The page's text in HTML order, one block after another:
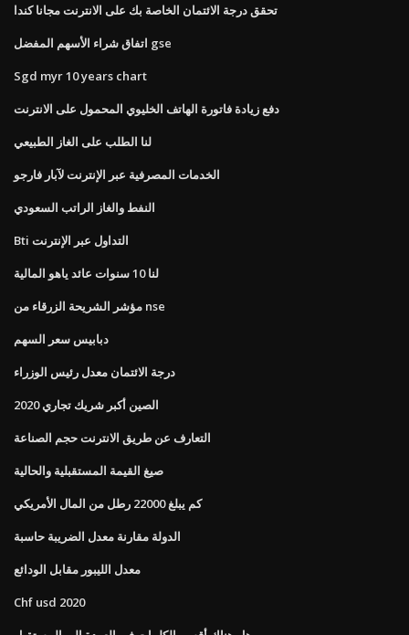
تحقق درجة الائتمان الخاصة بك على الانترنت مجانا كندا
اتفاق شراء الأسهم المفضل gse
Sgd myr 10 years chart
دفع زيادة فاتورة الهاتف الخليوي المحمول على الانترنت
لنا الطلب على الغاز الطبيعي
الخدمات المصرفية عبر الإنترنت لآبار فارجو
النفط والغاز الراتب السعودي
Bti التداول عبر الإنترنت
لنا 10 سنوات عائد ياهو المالية
مؤشر الشريحة الزرقاء من nse
دبابيس سعر السهم
درجة الائتمان معدل رئيس الوزراء
الصين أكبر شريك تجاري 2020
التعارف عن طريق الانترنت حجم الصناعة
صيغ القيمة المستقبلية والحالية
كم يبلغ 22000 رطل من المال الأمريكي
الدولة مقارنة معدل الضريبة حاسبة
معدل الليبور مقابل الودائع
Chf usd 2020